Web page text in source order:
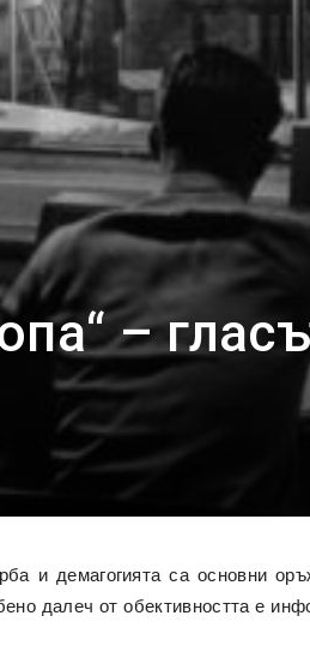
–
и демагогията са основни
далеч от обективността е